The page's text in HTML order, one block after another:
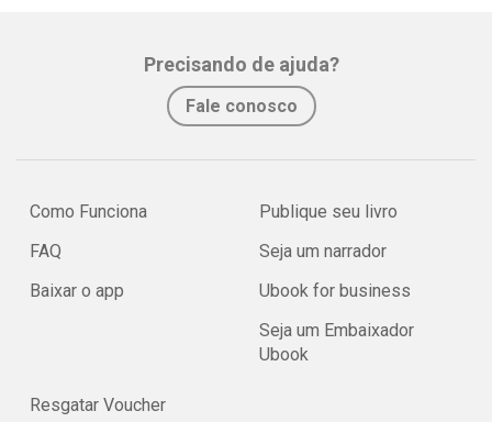
Precisando de ajuda?
Fale conosco
Como Funciona
FAQ
Baixar o app
Publique seu livro
Seja um narrador
Ubook for business
Seja um Embaixador
Ubook
Resgatar Voucher